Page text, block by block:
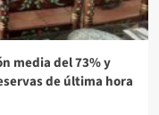
media del 73% y
de última hora